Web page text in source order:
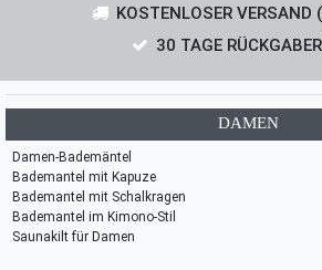
KOSTENLOSER
30 TAGE
DAMEN
Damen-Bademäntel
Bademantel mit Kapuze
Bademantel mit Schalkragen
Bademantel im Kimono-Stil
Saunakilt für Damen